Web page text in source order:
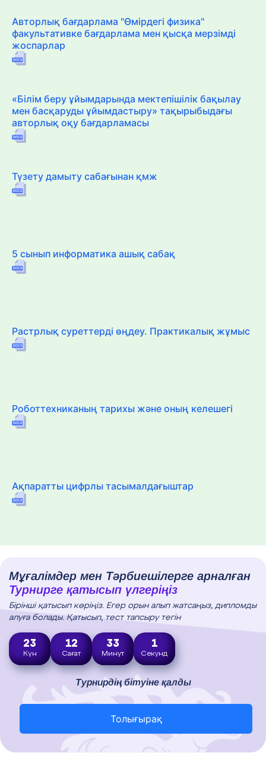
Авторлық бағдарлама "Өмірдегі физика"
факультативке бағдарлама мен қысқа мерзімді
жоспарлар
«Білім беру ұйымдарында мектепішілік бақылау
мен басқаруды ұйымдастыру» тақырыбыдағы
авторлық оқу бағдарламасы
Түзету дамыту сабағынан қмж
5 сынып информатика ашық сабақ
Растрлық суреттерді өңдеу. Практикалық жұмыс
Роботтехниканың тарихы және оның келешегі
Ақпаратты цифрлы тасымалдағыштар
Мұғалімдер мен Тәрбиешілерге арналған
Турнирге қатысып үлгеріңіз
Бірінші қатысып көріңіз. Егер орын алып жатсаңыз, дипломды
алуға болады. Қатысып, тест тапсыру тегін
23
Күн
12
Сағат
32
Минут
59
Секунд
Турнирдің бітуіне қалды
Толығырақ